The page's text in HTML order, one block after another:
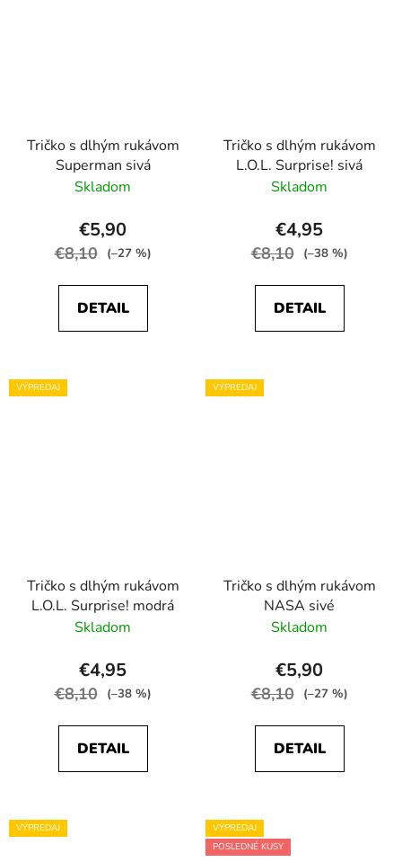
Tričko s dlhým rukávom
Superman sivá
Skladom
€5,90
€8,10 (–27 %)
DETAIL
Tričko s dlhým rukávom
L.O.L. Surprise! sivá
Skladom
€4,95
€8,10 (–38 %)
DETAIL
VÝPREDAJ
Tričko s dlhým rukávom
L.O.L. Surprise! modrá
Skladom
€4,95
€8,10 (–38 %)
DETAIL
VÝPREDAJ
Tričko s dlhým rukávom
NASA sivé
Skladom
€5,90
€8,10 (–27 %)
DETAIL
VÝPREDAJ
VÝPREDAJ
POSLEDNÉ KUSY